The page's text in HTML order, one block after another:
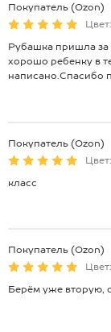
Покупатель (Ozon)
Цвет:
Рубашка пришла за
хорошо ребенку в
написано.Спасибо
Покупатель (Ozon)
Цвет:
класс
Покупатель (Ozon)
Цвет:
Берём уже вторую,